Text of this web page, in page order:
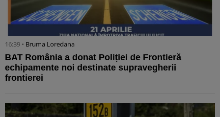
16:39 • Bruma Loredana
BAT România a donat Poliției de Frontieră
echipamente noi destinate supravegherii
frontierei